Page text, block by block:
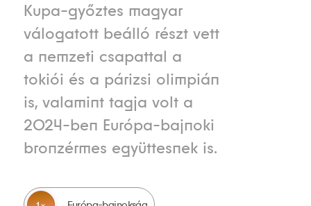
Kupa-győztes magyar
válogatott beálló részt vett
a nemzeti csapattal a
tokiói és a párizsi olimpián
is, valamint tagja volt a
2024-ben Európa-bajnoki
bronzérmes együttesnek is.